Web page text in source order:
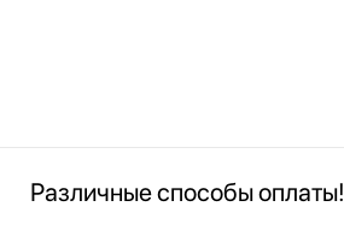
Различные способы оплаты!